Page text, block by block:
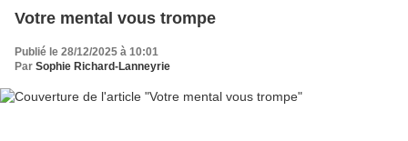
Votre mental vous trompe
Publié le 28/12/2025 à 10:01
Par Sophie Richard-Lanneyrie